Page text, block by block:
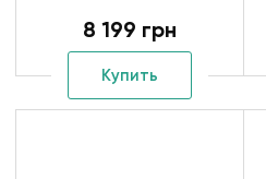
8 199 грн
Купить